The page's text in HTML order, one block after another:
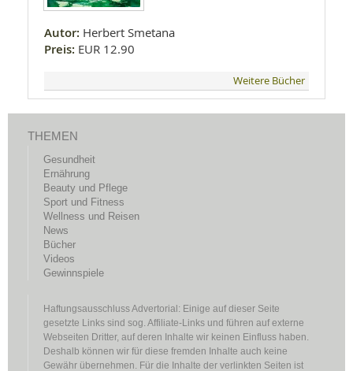
Autor: Herbert Smetana
Preis: EUR 12.90
Weitere Bücher
THEMEN
Gesundheit
Ernährung
Beauty und Pflege
Sport und Fitness
Wellness und Reisen
News
Bücher
Videos
Gewinnspiele
Haftungsausschluss Advertorial: Einige auf dieser Seite
gesetzte Links sind sog. Affiliate-Links und führen auf externe
Webseiten Dritter, auf deren Inhalte wir keinen Einfluss haben.
Deshalb können wir für diese fremden Inhalte auch keine
Gewähr übernehmen. Für die Inhalte der verlinkten Seiten ist